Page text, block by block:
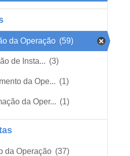
da Operação (59)
de Insta... (3)
da Ope... (1)
da Oper... (1)
da Operação (37)